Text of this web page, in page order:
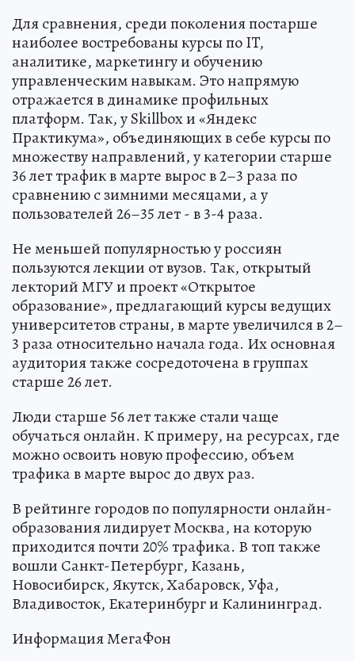
Для сравнения, среди поколения постарше
наиболее востребованы курсы по IT,
аналитике, маркетингу и обучению
управленческим навыкам. Это напрямую
отражается в динамике профильных
платформ. Так, у Skillbox и «Яндекс
Практикума», объединяющих в себе курсы по
множеству направлений, у категории старше
36 лет трафик в марте вырос в 2–3 раза по
сравнению с зимними месяцами, а у
пользователей 26–35 лет - в 3-4 раза.
Не меньшей популярностью у россиян
пользуются лекции от вузов. Так, открытый
лекторий МГУ и проект «Открытое
образование», предлагающий курсы ведущих
университетов страны, в марте увеличился в 2–
3 раза относительно начала года. Их основная
аудитория также сосредоточена в группах
старше 26 лет.
Люди старше 56 лет также стали чаще
обучаться онлайн. К примеру, на ресурсах, где
можно освоить новую профессию, объем
трафика в марте вырос до двух раз.
В рейтинге городов по популярности онлайн-
образования лидирует Москва, на которую
приходится почти 20% трафика. В топ также
вошли Санкт-Петербург, Казань,
Новосибирск, Якутск, Хабаровск, Уфа,
Владивосток, Екатеринбург и Калининград.
Информация МегаФон